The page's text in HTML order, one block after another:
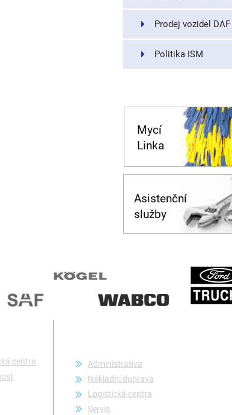
Prodej vozidel DAF
Politika ISM
Mycí
Linka
Asistenční
služby
centra
Administrativa
Nákladní doprava
Logistická centra
Servis